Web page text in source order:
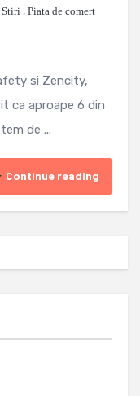
Stiri , Piata de comert
si Zencity,
ca aproape 6 din
de ...
Continue reading